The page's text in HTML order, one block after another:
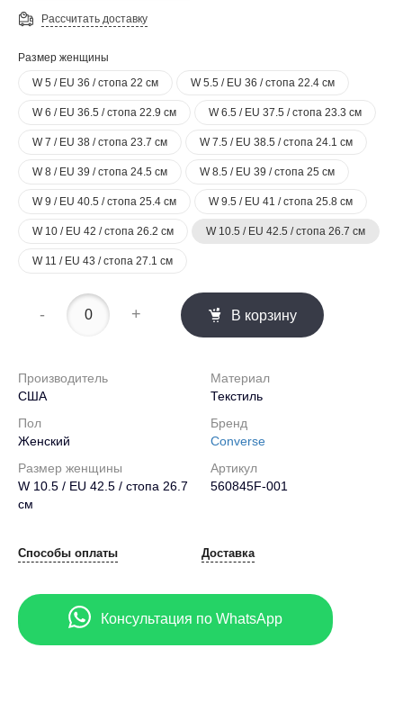
Рассчитать доставку
Размер женщины
W 5 / EU 36 / стопа 22 см
W 5.5 / EU 36 / стопа 22.4 см
W 6 / EU 36.5 / стопа 22.9 см W 6.5 / EU 37.5 / стопа 23.3 см
W 7 / EU 38 / стопа 23.7 см W 7.5 / EU 38.5 / стопа 24.1 см
W 8 / EU 39 / стопа 24.5 см W 8.5 / EU 39 / стопа 25 см
W 9 / EU 40.5 / стопа 25.4 см W 9.5 / EU 41 / стопа 25.8 см
W 10 / EU 42 / стопа 26.2 см W 10.5 / EU 42.5 / стопа 26.7 см
W 11 / EU 43 / стопа 27.1 см
- + В корзину
Производитель
США
Материал
Текстиль
Пол
Женский
Бренд
Converse
Размер женщины
W 10.5 / EU 42.5 / стопа 26.7
см
Артикул
560845F-001
Способы оплаты Доставка
Консультация по WhatsApp